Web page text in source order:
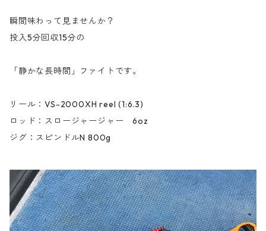
瞬間味わって見ませんか？
投入5分回収15分の
「静かな長時間」ファイトです。
リール：VS-2000XH reel (1:6.3)
ロッド：スロージャージャー 6oz
ジグ：スピンドルN 800g